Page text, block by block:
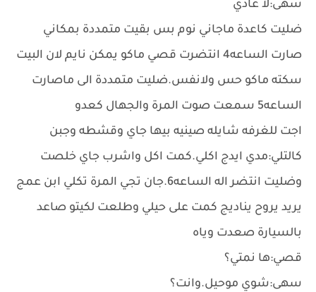
سهى:لا عادي
ضليت كاعدة ماجاني نوم بس بقيت متمددة بمكاني
صارت الساعه4 انتضرت قصي ماكو يمكن نايم لان البيت
سكته ماكو حس ولانفس.ضليت متمددة الى ماصارت
الساعه5 سمعت صوت المرة والجهال كعدو
اجت للغرفه شايله صينيه بيها جاي وقشطه وجبن
كالتلي:مدي ايدج اكلي.كمت اكل واشرب جاي خلصت
وضليت انتضر اله الساعه6.جان تجي المرة تكلي ابن عمج
يريد يروح يناديج كمت على حيلي وطلعت لكيتو صاعد
بالسيارة صعدت وياه
قصي:ها نمتي؟
سهى:شوي موحيل.وانت؟